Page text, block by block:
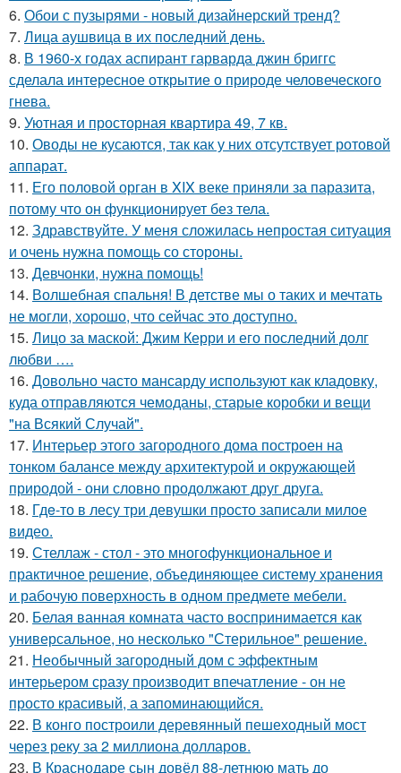
6. Обои с пузырями - новый дизайнерский тренд?
7. Лица аушвица в их последний день.
8. В 1960-х годах аспирант гарварда джин бриггс
сделала интересное открытие о природе человеческого
гнева.
9. Уютная и просторная квартира 49, 7 кв.
10. Оводы не кусаются, так как у них отсутствует ротовой
аппарат.
11. Его половой орган в XIX веке приняли за паразита,
потому что он функционирует без тела.
12. Здравствуйте. У меня сложилась непростая ситуация
и очень нужна помощь со стороны.
13. Девчонки, нужна помощь!
14. Волшебная спальня! В детстве мы о таких и мечтать
не могли, хорошо, что сейчас это доступно.
15. Лицо за маской: Джим Керри и его последний долг
любви ….
16. Довольно часто мансарду используют как кладовку,
куда отправляются чемоданы, старые коробки и вещи
"на Всякий Случай".
17. Интерьер этого загородного дома построен на
тонком балансе между архитектурой и окружающей
природой - они словно продолжают друг друга.
18. Гдe-то в лесу три девушки просто записали милое
видео.
19. Стеллаж - стол - это многофункциональное и
практичное решение, объединяющее систему хранения
и рабочую поверхность в одном предмете мебели.
20. Белая ванная комната часто воспринимается как
универсальное, но несколько "Стерильное" решение.
21. Необычный загородный дом с эффектным
интерьером сразу производит впечатление - он не
просто красивый, а запоминающийся.
22. В конго построили деревянный пешеходный мост
через реку за 2 миллиона долларов.
23. В Краснодаре сын довёл 88-летнюю мать до